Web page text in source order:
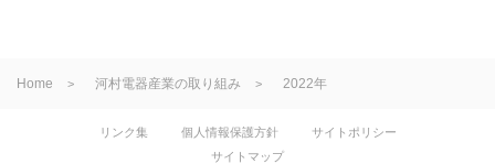
Home 河村電器産業の取り組み 2022年
リンク集 個人情報保護方針
サイトポリシー
サイトマップ